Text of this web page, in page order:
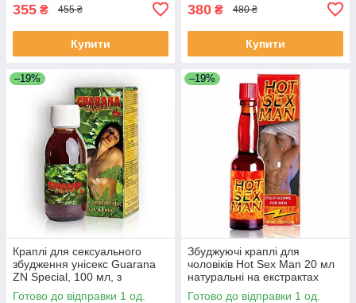
355 ₴ 455 ₴
Купити
380 ₴ 480 ₴
Купити
–19%
Краплі для сексуального
збудження унісекс Guarana
ZN Special, 100 мл, з
екстрактом гуарани
Готово до відправки 1 од.
–19%
Збуджуючі краплі для
чоловіків Hot Sex Man 20 мл
натуральні на екстрактах
чабру та кориці
Готово до відправки 1 од.